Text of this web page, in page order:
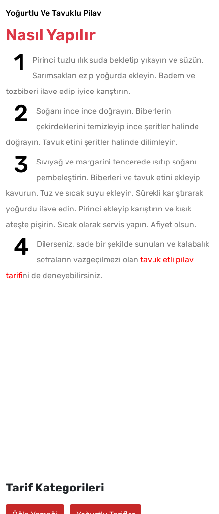
Yoğurtlu Ve Tavuklu Pilav
Nasıl Yapılır
Pirinci tuzlu ılık suda bekletip yıkayın ve süzün.
Sarımsakları ezip yoğurda ekleyin. Badem ve
tozbiberi ilave edip iyice karıştırın.
Soğanı ince ince doğrayın. Biberlerin
çekirdeklerini temizleyip ince şeritler halinde
doğrayın. Tavuk etini şeritler halinde dilimleyin.
Sıvıyağ ve margarini tencerede ısıtıp soğanı
pembeleştirin. Biberleri ve tavuk etini ekleyip
kavurun. Tuz ve sıcak suyu ekleyin. Sürekli karıştırarak
yoğurdu ilave edin. Pirinci ekleyip karıştırın ve kısık
ateşte pişirin. Sıcak olarak servis yapın. Afiyet olsun.
Dilerseniz, sade bir şekilde sunulan ve kalabalık
sofraların vazgeçilmezi olan tavuk etli pilav
tarifini de deneyebilirsiniz.
Tarif Kategorileri